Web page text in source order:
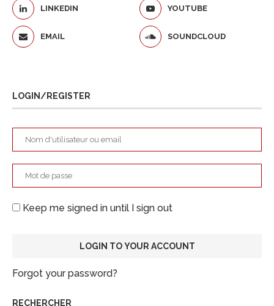
LINKEDIN YOUTUBE
EMAIL SOUNDCLOUD
LOGIN/REGISTER
Keep me signed in until I sign out
Forgot your password?
RECHERCHER